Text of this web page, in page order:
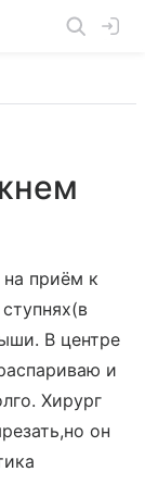
приём к
В центре
и
Хирург
он